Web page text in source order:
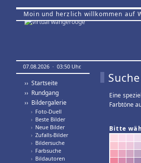
Moin und herzlich willkommen auf
07.08.2026 · 03:50 Uhr.
›› Startseite
›› Rundgang
›› Bildergalerie
› Foto-Duell
› Beste Bilder
› Neue Bilder
› Zufalls-Bilder
› Bildersuche
› Farbsuche
› Bildautoren
Eine
Farbtöne
Bitte